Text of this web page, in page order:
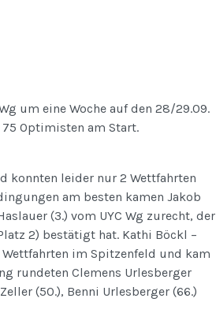
um eine Woche auf den 28/29.09.
Optimisten am Start.
konnten leider nur 2 Wettfahrten
am besten kamen Jakob
(3.) vom UYC Wg zurecht, der
2) bestätigt hat. Kathi Böckl –
im Spitzenfeld und kam
rundeten Clemens Urlesberger
(50.), Benni Urlesberger (66.)